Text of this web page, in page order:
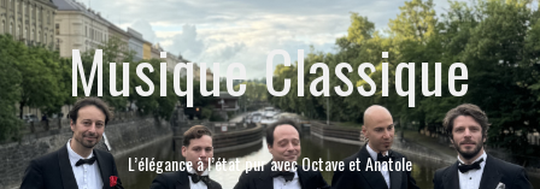
ENTREPRISES
SOIRÉES PRIVÉES
GATSBY / ANNÉES FOLLES
JAZZ MANOUCHE
Musique Classique
L’élégance à l’état pur avec Octave et Anatole